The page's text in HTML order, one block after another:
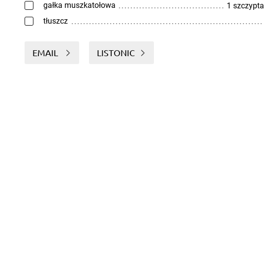
gałka muszkatołowa
1 szczypta
tłuszcz
EMAIL LISTONIC